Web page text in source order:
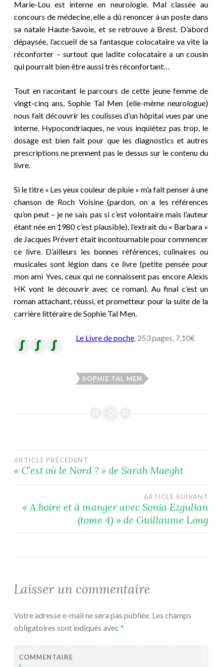
Marie-Lou est interne en neurologie. Mal classée au
concours de médecine, elle a dû renoncer à un poste dans
sa natale Haute-Savoie, et se retrouve à Brest. D’abord
dépaysée, l’accueil de sa fantasque colocataire va vite la
réconforter – surtout que ladite colocataire a un cousin
qui pourrait bien être aussi très réconfortant…
Tout en racontant le parcours de cette jeune femme de
vingt-cinq ans, Sophie Tal Men (elle-même neurologue)
nous fait découvrir les coulisses d’un hôpital vues par une
interne. Hypocondriaques, ne vous inquiétez pas trop, le
dosage est bien fait pour que les diagnostics et autres
prescriptions ne prennent pas le dessus sur le contenu du
livre.
Si le titre « Les yeux couleur de pluie » m’a fait penser à une
chanson de Roch Voisine (pardon, on a les références
qu’on peut – je ne sais pas si c’est volontaire mais l’auteur
étant née en 1980 c’est plausible), l’extrait du « Barbara »
de Jacques Prévert était incontournable pour commencer
ce livre. D’ailleurs les bonnes références, culinaires ou
musicales sont légion dans ce livre (petite pensée pour
mon ami Yves, ceux qui ne connaissent pas encore Alexis
HK vont le découvrir avec ce roman). Au final c’est un
roman attachant, réussi, et prometteur pour la suite de la
carrière littéraire de Sophie Tal Men.
Le Livre de poche, 253 pages, 7,10€
SOPHIE TAL MEN
Navigation
l’article
ARTICLE PRÉCÉDENT
« C’est où le Nord ? » de Sarah Maeght
ARTICLE SUIVANT
« A boire et à manger avec Sonia Ezgulian
(tome 4) » de Guillaume Long
Laisser un commentaire
Votre adresse e-mail ne sera pas publiée. Les champs
obligatoires sont indiqués avec *
COMMENTAIRE